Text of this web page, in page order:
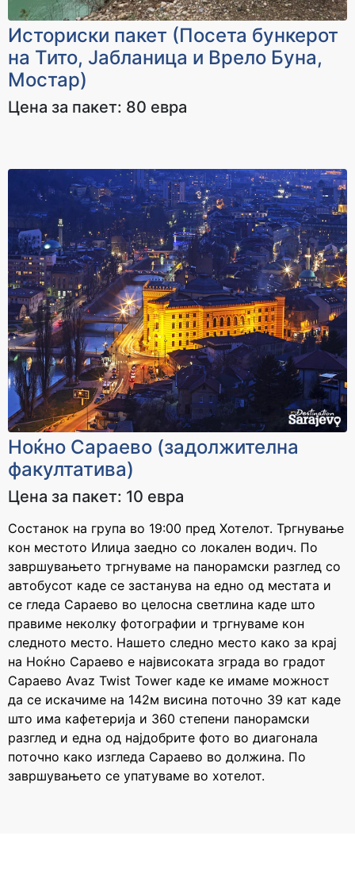
Историски пакет (Посета бункерот
на Тито, Јабланица и Врело Буна,
Мостар)
Цена за пакет: 80 евра
Ноќно Сараево (задолжителна
факултатива)
Цена за пакет: 10 евра
Состанок на група во 19:00 пред Хотелот. Тргнување
кон местото Илиџа заедно со локален водич. По
завршувањето тргнуваме на панорамски разглед со
автобусот каде се застанува на едно од местата и
се гледа Сараево во целосна светлина каде што
правиме неколку фотографии и тргнуваме кон
следното место. Нашето следно место како за крај
на Ноќно Сараево е највисоката зграда во градот
Сараево Avaz Twist Tower каде ке имаме можност
да се искачиме на 142м висина поточно 39 кат каде
што има кафетерија и 360 степени панорамски
разглед и една од најдобрите фото во диагонала
поточно како изгледа Сараево во должина. По
завршувањето се упатуваме во хотелот.